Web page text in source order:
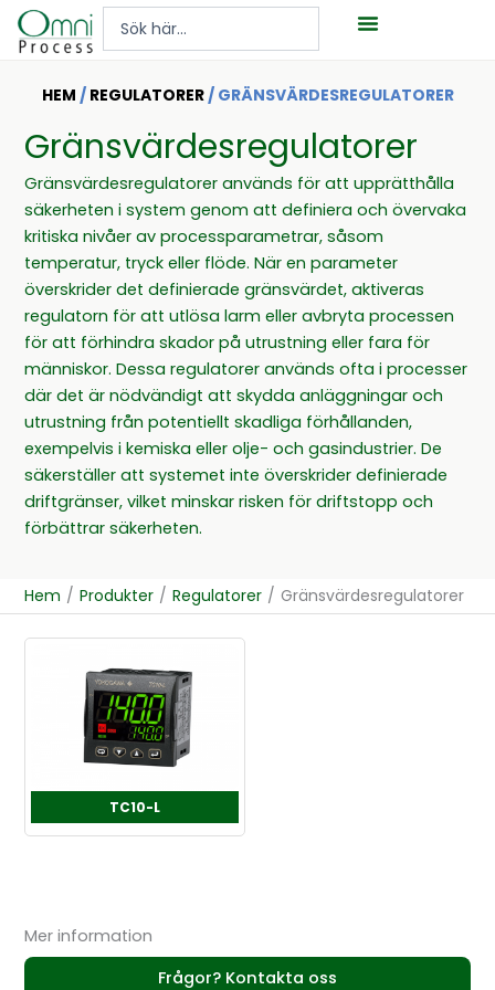
Hoppa
Search
HEM / REGULATORER/ GRÄNSVÄRDESREGULATORER
Gränsvärdesregulatorer
Gränsvärdesregulatorer används för att upprätthålla
säkerheten i system genom att definiera och övervaka
kritiska nivåer av processparametrar, såsom
temperatur, tryck eller flöde. När en parameter
överskrider det definierade gränsvärdet, aktiveras
regulatorn för att utlösa larm eller avbryta processen
för att förhindra skador på utrustning eller fara för
människor. Dessa regulatorer används ofta i processer
där det är nödvändigt att skydda anläggningar och
utrustning från potentiellt skadliga förhållanden,
exempelvis i kemiska eller olje- och gasindustrier. De
säkerställer att systemet inte överskrider definierade
driftgränser, vilket minskar risken för driftstopp och
förbättrar säkerheten.
Hem / Produkter / Regulatorer / Gränsvärdesregulatorer
TC10-L
Mer information
Frågor? Kontakta oss